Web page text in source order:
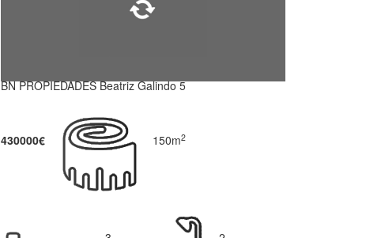
BN PROPIEDADES Beatriz Galindo 5
430000€ 150m2